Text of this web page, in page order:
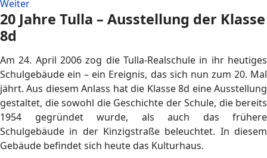
Weiter
20 Jahre Tulla – Ausstellung der Klasse
8d
Am 24. April 2006 zog die Tulla‑Realschule in ihr heutiges
Schulgebäude ein – ein Ereignis, das sich nun zum 20. Mal
jährt. Aus diesem Anlass hat die Klasse 8d eine Ausstellung
gestaltet, die sowohl die Geschichte der Schule, die bereits
1954 gegründet wurde, als auch das frühere
Schulgebäude in der Kinzigstraße beleuchtet. In diesem
Gebäude befindet sich heute das Kulturhaus.